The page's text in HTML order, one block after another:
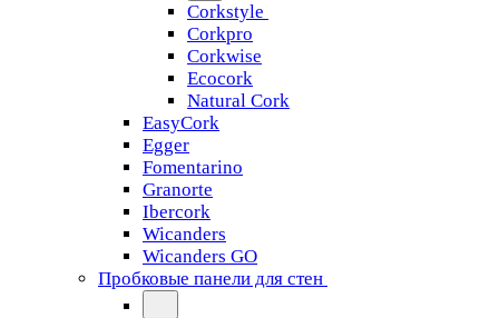
Corkstyle
Corkpro
Corkwise
Ecocork
Natural Cork
EasyCork
Egger
Fomentarino
Granorte
Ibercork
Wicanders
Wicanders GO
Пробковые панели для стен